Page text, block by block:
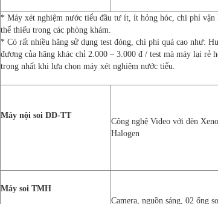
* Máy xét nghiệm nước tiểu đầu tư ít, ít hỏng hóc, chi phí vận
thể thiếu trong các phòng khám.
* Có rất nhiều hãng sử dụng test đóng, chi phí quá cao như:
đương của hãng khác chỉ 2.000 – 3.000 đ / test mà máy lại rẻ
trọng nhất khi lựa chọn máy xét nghiệm nước tiểu.
Máy nội soi DD-TT
Công nghệ Video với đèn
Halogen
Máy soi TMH
Camera, nguồn sáng, 02 ống